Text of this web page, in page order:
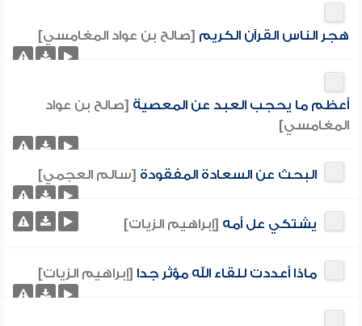
هجر الناس القرآن الكريم [صالح بن عواد المغامسي]
أعظم ما يحجب العبد عن المعصية [صالح بن عواد
المغامسي]
البحث عن السعادة المفقودة [سالم العجمي]
يشتكي عل أمه [إبراهيم الزيات]
ماذا أعددت للقاء الله مؤثر جدا [إبراهيم الزيات]